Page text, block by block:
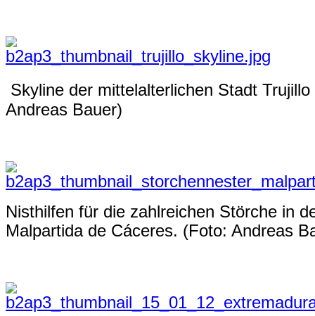
Skyline der mittelalterlichen Stadt
Andreas Bauer)
Nisthilfen für die zahlreichen Störche in
Malpartida de Cáceres. (Foto: Andreas